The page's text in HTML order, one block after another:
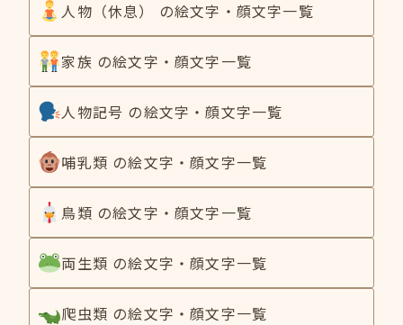
人物（休息） の絵文字・顔文字一覧
家族 の絵文字・顔文字一覧
人物記号 の絵文字・顔文字一覧
哺乳類 の絵文字・顔文字一覧
鳥類 の絵文字・顔文字一覧
両生類 の絵文字・顔文字一覧
爬虫類 の絵文字・顔文字一覧